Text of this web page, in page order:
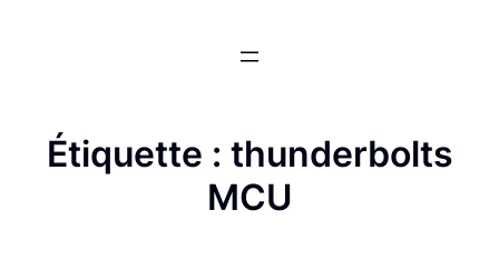
Étiquette : thunderbolts
MCU